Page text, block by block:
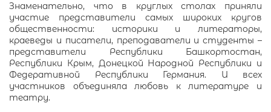
Знаменательно, что в круглых столах приняли
участие представители самых широких кругов
общественности: историки и литераторы,
краеведы и писатели, преподаватели и студенты –
представители Республики Башкортостан,
Республики Крым, Донецкой Народной Республики и
Федеративной Республики Германия. И всех
участников объединяла любовь к литературе и
театру.